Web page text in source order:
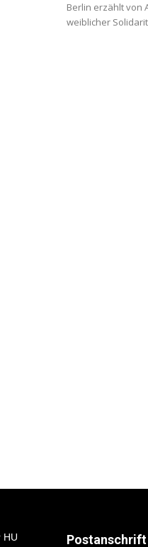
Berlin erzählt von
weiblicher
Postanschrift